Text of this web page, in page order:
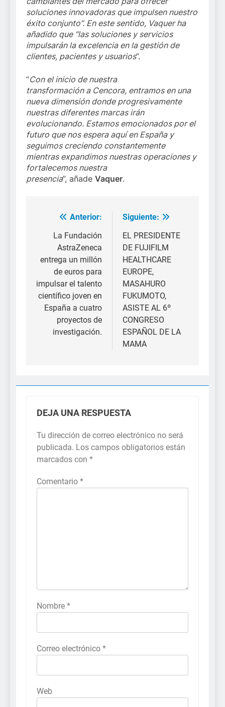
soluciones innovadoras que impulsen nuestro
éxito conjunto”. En este sentido, Vaquerha
añadido que “las soluciones y servicios
impulsarán la excelencia en la gestión de
clientes, pacientes y usuarios”.
“Con el inicio de nuestra
transformación a Cencora, entramos en una
nueva dimensión donde progresivamente
nuestras diferentes marcas irán
evolucionando. Estamos emocionados por el
futuro que nos espera aquí en España y
seguimos creciendo constantemente
mientras expandimos nuestras operaciones y
fortalecemos nuestra
presencia”, añade Vaquer.
Navegación
entradas
Anterior:
La Fundación
AstraZeneca
entrega un millón
de euros para
impulsar el talento
científico joven en
España a cuatro
proyectos de
investigación.
Siguiente:
EL PRESIDENTE
DE FUJIFILM
HEALTHCARE
EUROPE,
MASAHURO
FUKUMOTO,
ASISTE AL 6º
CONGRESO
ESPAÑOL DE LA
MAMA
DEJA UNA RESPUESTA
Tu dirección de correo electrónico no será
publicada. Los campos obligatorios están
marcados con *
Comentario *
Nombre *
Correo electrónico *
Web